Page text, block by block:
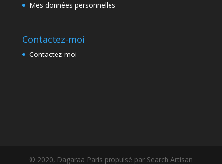
Mes données personnelles
Contactez-moi
Contactez-moi
© 2020, Dagaraa Paris propulsé par Search Artisan